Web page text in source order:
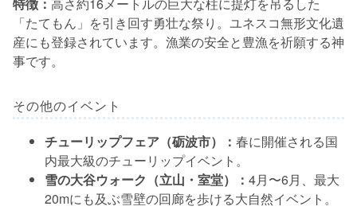
「たてもん」を引き回す勇壮な祭り。ユネスコ無形文化遺
産にも登録されています。漁業の安全と豊漁を祈願する神
事です。
その他のイベント
チューリップフェア（砺波市）： 春に開催される国
内最大級のチューリップイベント。
雪の大谷ウォーク（立山・室堂）： 4月〜6月、最大
20mにも及ぶ雪壁の回廊を歩ける大自然イベント。